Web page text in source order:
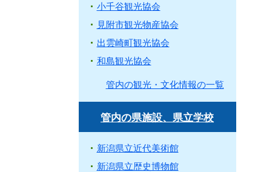
小千谷観光協会
見附市観光物産協会
出雲崎町観光協会
和島観光協会
管内の観光・文化情報の一覧
管内の県施設、県立学校
新潟県立近代美術館
新潟県立歴史博物館